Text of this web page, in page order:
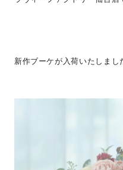
新作ブーケが入荷いたしまし